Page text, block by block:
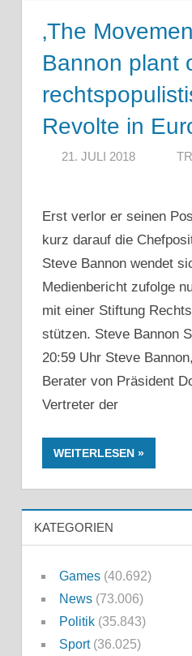
‚The
Bannon plant
Revolte in
21. JULI 2018
Erst verlor er seinen
kurz darauf die
Steve Bannon wendet
Medienbericht zufolge
mit einer Stiftung
stützen. Steve Bannon
20:59 Uhr Steve
Berater von Präsident
Vertreter der
WEITERLESEN
KATEGORIEN
Games(40.692)
News(73.006)
Politik(35.843)
Sport(36.025)